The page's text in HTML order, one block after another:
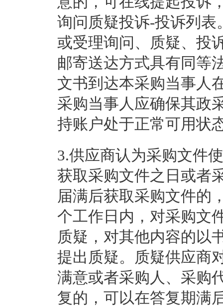
询问质疑投诉-投诉列
或受理询问、质疑、投
邮寄送达方式具有同等
文书到达本采购当事人
采购当事人应确保其政
持账户处于正常可用状
3.供应商认为采购文件
获取采购文件之日或者
届满后获取采购文件的
个工作日内，对采购文
质疑，对其他内容的以
提出质疑。质疑供应商
满意或者采购人、采购
复的，可以在答复期满